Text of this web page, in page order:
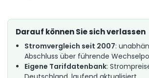
Darauf können Sie sich verlassen
Stromvergleich seit 2007:
Abschluss über führende
Eigene Tarifdatenbank: